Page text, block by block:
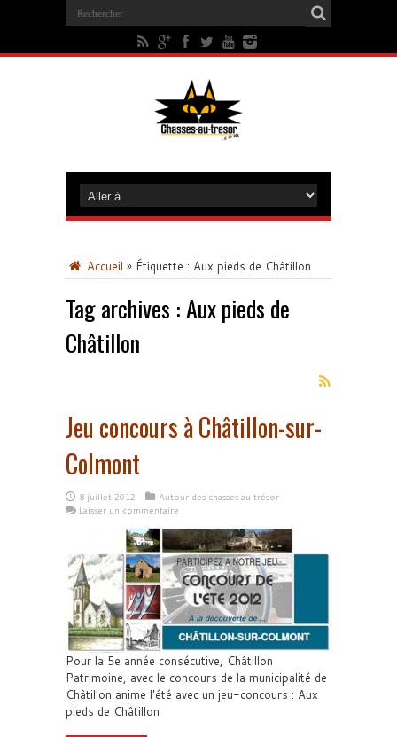
Accueil » Étiquette : Aux pieds de Châtillon
Tag archives :Aux pieds de
Châtillon
Jeu concours à Châtillon-sur-
Colmont
8 juillet 2012
Autour des chasses au trésor
Laisser un commentaire
Pour la 5e année consécutive, Châtillon
Patrimoine, avec le concours de la municipalité de
Châtillon anime l'été avec un jeu-concours : Aux
pieds de Châtillon